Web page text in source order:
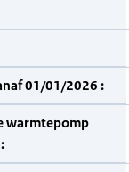
01/01/2026 :
warmtepomp